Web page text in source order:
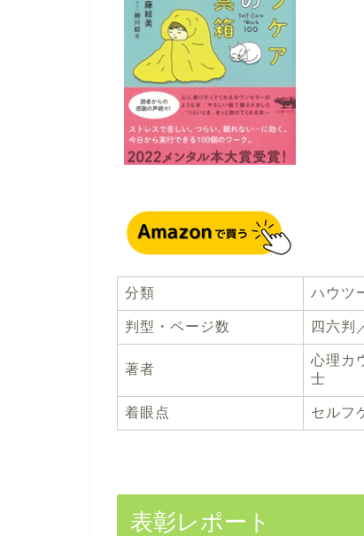
分類 ハウツ
判型・ページ数 四六判
著者
心理カ
士
着眼点 セルフ
表彰レポート